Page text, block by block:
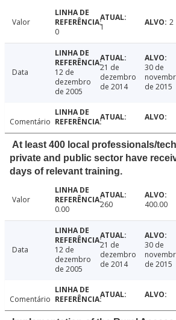
Valor
0
1 2
Data
12 de
dezembro
de 2005
21 de
dezembro
de 2014
30 de
de 2015
Comentário
At least 400 local professionals/
private and public sector have
days of relevant training.
Valor
0.00
260 400.00
Data
12 de
dezembro
de 2005
21 de
dezembro
de 2014
30 de
de 2015
Comentário